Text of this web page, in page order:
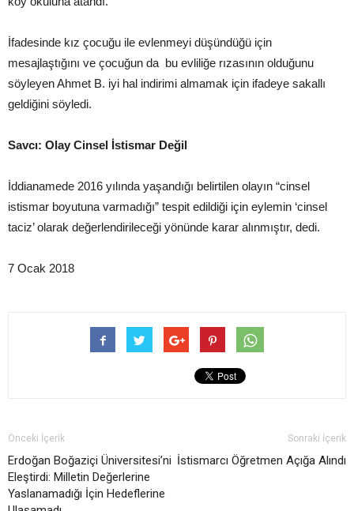
İfadesinde kız çocuğu ile evlenmeyi düşündüğü için
mesajlaştığını ve çocuğun da bu evliliğe rızasının olduğunu
söyleyen Ahmet B. iyi hal indirimi almamak için ifadeye sakallı
geldiğini söyledi.
Savcı: Olay Cinsel İstismar Değil
İddianamede 2016 yılında yaşandığı belirtilen olayın “cinsel
istismar boyutuna varmadığı” tespit edildiği için eylemin ‘cinsel
taciz’ olarak değerlendirileceği yönünde karar alınmıştır, dedi.
7 Ocak 2018
Önceki İçerik
Erdoğan Boğaziçi Üniversitesi’ni
Eleştirdi: Milletin Değerlerine
Yaslanamadığı İçin Hedeflerine
Sonraki İçerik
İstismarcı Öğretmen Açığa Alındı